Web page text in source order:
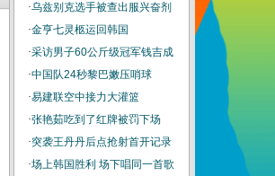
·乌兹别克选手被查出服兴奋剂
·金亨七灵柩运回韩国
·采访男子60公斤级冠军钱吉成
·中国队24秒黎巴嫩压哨球
·易建联空中接力大灌篮
·张艳茹吃到了红牌被罚下场
·突袭王丹丹后点抢射首开记录
·场上韩国胜利 场下唱同一首歌